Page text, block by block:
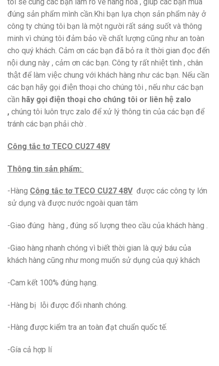
đúng sản phẩm mình cần.Khi bạn lựa chọn sản phẩm này ở
công ty chúng tôi bạn là một người rất sáng suốt và thông
minh vì chúng tôi đảm bảo về chất lượng cũng như an toàn
cho quý khách. Cảm ơn các bạn đã bỏ ra ít thời gian đọc đến
nội dung này , cảm ơn các bạn. Công ty rất nhiệt tình , chân
thật để làm việc chung với khách hàng như các bạn. Nếu cần
các bạn hãy gọi điện thoại cho chúng tôi , nếu như các bạn
cần hãy gọi điện thoại cho chúng tôi or liên hệ zalo
, chúng tôi luôn trực zalo để xử lý thông tin của các bạn để
tránh các bạn phải chờ .
Công tắc tơ TECO CU27 48V
Thông tin sản phẩm:
-Hàng Công tắc tơ TECO CU27 48Vđược các công ty lớn
sử dụng và được nước ngoài quan tâm
-Giao đúng hàng , đúng số lượng theo cầu của khách hàng .
-Giao hàng nhanh chóng vì biết thời gian là quý báu của
khách hàng cũng như mong muốn sử dụng của quý khách
-Cam kết 100% đúng hạng.
-Hàng bị lỗi được đổi nhanh chóng.
-Hàng được kiểm tra an toàn đạt chuẩn quốc tế.
-Gía cả hợp lí